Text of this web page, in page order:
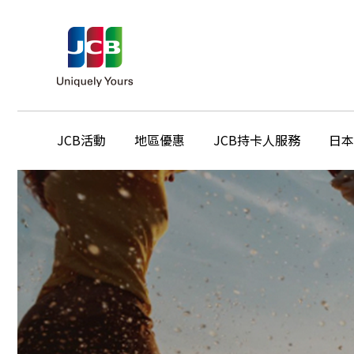
JCB活動 地區優惠 JCB持卡人服務 日